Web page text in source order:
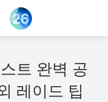
트 완벽 공
레이드 팁